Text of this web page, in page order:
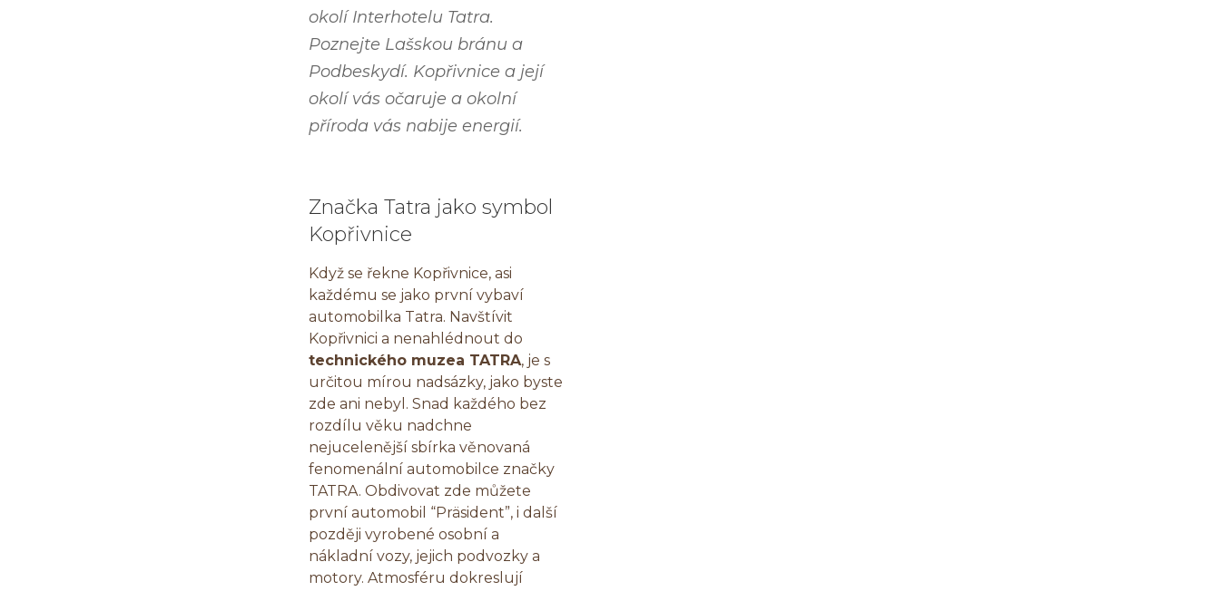
okolí Interhotelu Tatra.
Poznejte Lašskou bránu a
Podbeskydí. Kopřivnice a její
okolí vás očaruje a okolní
příroda vás nabije energií.
Značka Tatra jako symbol
Kopřivnice
Když se řekne Kopřivnice, asi
každému se jako první vybaví
automobilka Tatra. Navštívit
Kopřivnici a nenahlédnout do
technického muzea TATRA, je s
určitou mírou nadsázky, jako byste
zde ani nebyl. Snad každého bez
rozdílu věku nadchne
nejucelenější sbírka věnovaná
fenomenální automobilce značky
TATRA. Obdivovat zde můžete
první automobil “Präsident”, i další
později vyrobené osobní a
nákladní vozy, jejich podvozky a
motory. Atmosféru dokreslují